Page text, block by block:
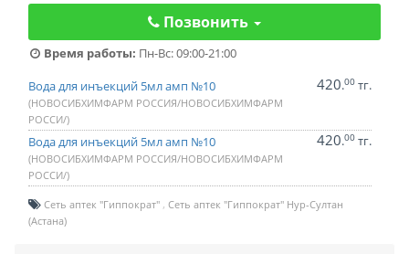
Позвонить
Время работы: Пн-Вс: 09:00-21:00
Вода для инъекций 5мл амп №10
(НОВОСИБХИМФАРМ РОССИЯ/НОВОСИБХИМФАРМ
РОССИ/)
420.00 тг.
Вода для инъекций 5мл амп №10
(НОВОСИБХИМФАРМ РОССИЯ/НОВОСИБХИМФАРМ
РОССИ/)
420.00 тг.
Сеть аптек "Гиппократ" Сеть аптек "Гиппократ" Нур-Султан
(Астана)